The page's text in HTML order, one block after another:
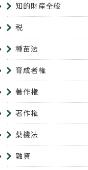
知的財産全般
税
種苗法
育成者権
著作権
著作権
薬機法
融資